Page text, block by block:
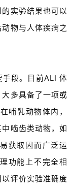
实验结果也可以
物与人体疾病之
手段。目前ALI 体
多具备了一项或
哺乳动物体内，
啮齿类动物，如
获取因而广泛运
功能上不完全相
评价实验准确度